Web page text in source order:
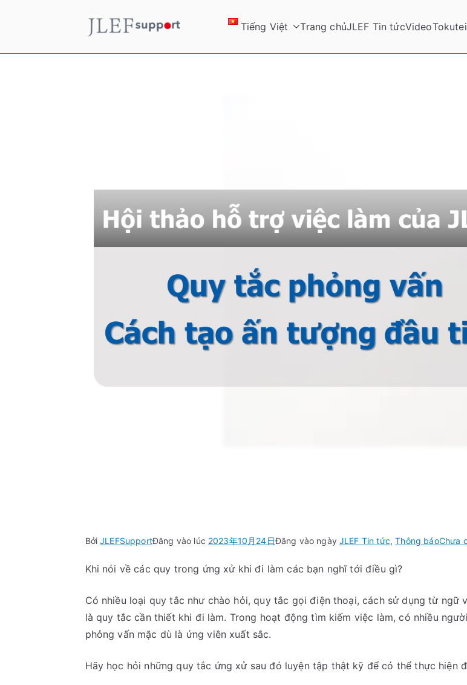
JLEF Support
Tiếng Việt Trang chủJLEF Tin tứcVideo
BởiJLEFSupportĐăng vào lúc 2023年10月24日Đăng vào ngàyJLEF Tin tức,Thông báoChưa
Khi nói về các quy trong ứng xử khi đi làm các bạn nghĩ tới điều gì?
Có nhiều loại quy tắc như chào hỏi, quy tắc gọi điện thoại, cách sử dụng từ ngữ
là quy tắc cần thiết khi đi làm. Trong hoạt động tìm kiếm việc làm, có nhiều
phỏng vấn mặc dù là ứng viên xuất sắc.
Hãy học hỏi những quy tắc ứng xử sau đó luyện tập thật kỹ để có thể thực hiện